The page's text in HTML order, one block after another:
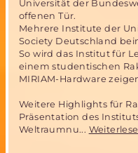
Universität der
offenen Tür.
Mehrere Institute der
Society Deutschland
So wird das Institut für
einem studentischen
MIRIAM-Hardware
Weitere Highlights für
Präsentation des
Weltraumnu...